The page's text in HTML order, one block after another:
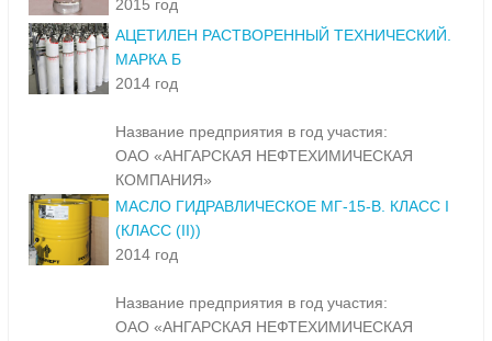
2015 год
АЦЕТИЛЕН РАСТВОРЕННЫЙ ТЕХНИЧЕСКИЙ.
МАРКА Б
2014 год
Название предприятия в год участия:
ОАО «АНГАРСКАЯ НЕФТЕХИМИЧЕСКАЯ
КОМПАНИЯ»
МАСЛО ГИДРАВЛИЧЕСКОЕ МГ-15-В. КЛАСС I
(КЛАСС (II))
2014 год
Название предприятия в год участия:
ОАО «АНГАРСКАЯ НЕФТЕХИМИЧЕСКАЯ